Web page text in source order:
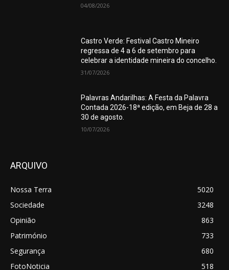
04/08/2026
Castro Verde: Festival Castro Mineiro
regressa de 4 a 6 de setembro para
celebrar a identidade mineira do concelho.
31/07/2026
Palavras Andarilhas: A Festa da Palavra
Contada 2026-18ª edição, em Beja de 28 a
30 de agosto.
10/07/2026
ARQUIVO
Nossa Terra
5020
Sociedade
3248
Opinião
863
Património
733
Segurança
680
FotoNoticia
518